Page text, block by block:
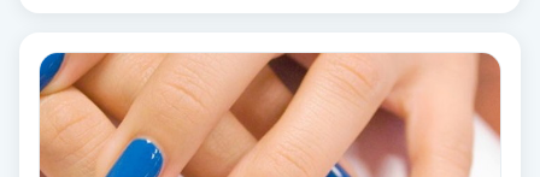
Friskvårdsmassage
Frisör